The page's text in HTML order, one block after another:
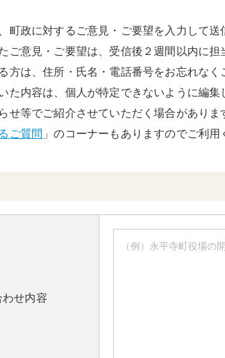
支援
募集
ロ
町政に対するご意見・ご要望を入力して送
ご意見・ご要望は、受信後２週間以内に担
方は、住所・氏名・電話番号をお忘れなく
た内容は、個人が特定できないように編集
せ等でご紹介させていただく場合がありま
ご質問 」のコーナーもありますのでご利用
わせ内容